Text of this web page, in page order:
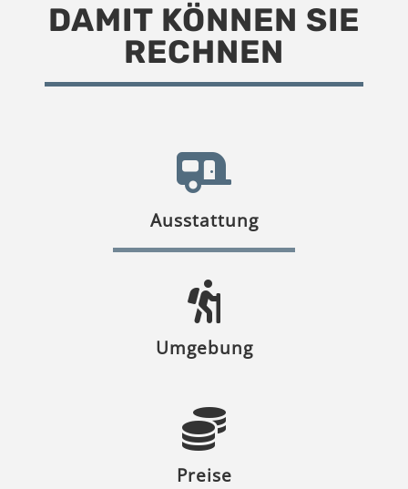
DAMIT KÖNNEN SIE
RECHNEN
Ausstattung
Umgebung
Preise